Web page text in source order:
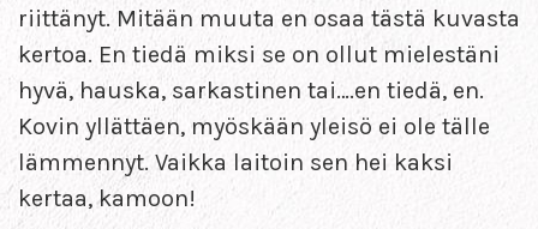
riittänyt. Mitään muuta en osaa tästä kuvasta
kertoa. En tiedä miksi se on ollut mielestäni
hyvä, hauska, sarkastinen tai….en tiedä, en.
Kovin yllättäen, myöskään yleisö ei ole tälle
lämmennyt. Vaikka laitoin sen hei kaksi
kertaa, kamoon!